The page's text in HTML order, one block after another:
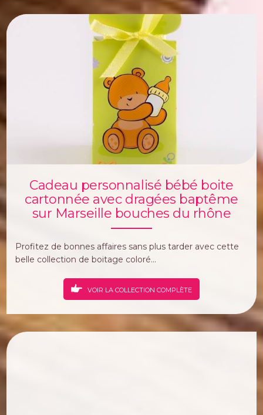
Cadeau personnalisé bébé boite
cartonnée avec dragées baptême
sur Marseille bouches du rhône
Profitez de bonnes affaires sans plus tarder avec cette
belle collection de boitage coloré...
VOIR LA COLLECTION COMPLÈTE